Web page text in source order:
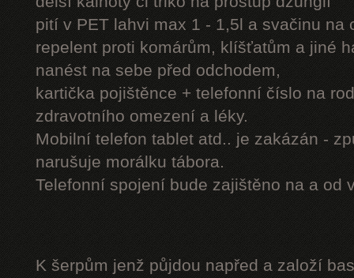
pití v PET lahvi max 1 - 1,5l a svačinu na
repelent proti komárům, klíšťatům a jiné
nanést na sebe před odchodem,
kartička pojištěnce + telefonní číslo na
zdravotního omezení a léky.
Mobilní telefon tablet atd.. je zakázán -
narušuje morálku tábora.
Telefonní spojení bude zajištěno na a od
K šerpům jenž půjdou napřed a založí